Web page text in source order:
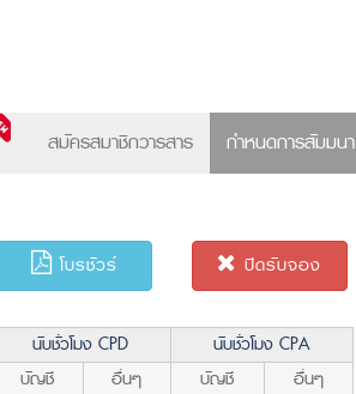
สมัครสมาชิกวารสาร กำหนดการสัมมนา
โบรชัวร์ ปิดรับจอง
นับชั่วโมง CPD
นับชั่วโมง CPA
บัญชี
อื่นๆ บัญชี อื่นๆ